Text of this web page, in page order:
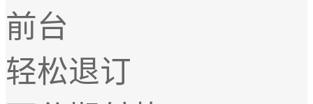
前台
轻松退订